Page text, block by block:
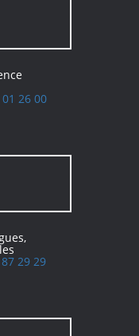
26 00
29 29